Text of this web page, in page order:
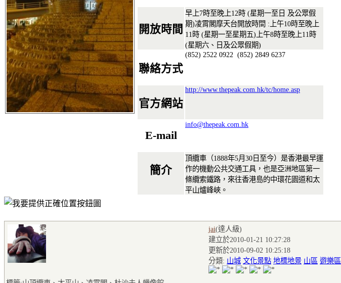
開放時間
早上7時至晚上12時 (星期一至日 及公眾假
期)凌霄閣摩天台開放時間 :上午10時至晚上
11時 (星期一至星期五)上午8時至晚上11時
(星期六、日及公眾假期)
聯絡方式
(852) 2522 0922 (852) 2849 6237
官方網站
http://www.thepeak.com.hk/tc/home.asp
E-mail
info@thepeak.com.hk
簡介
頂纜車（1888年5月30日至今）是香港最早運
作的機動公共交通工具，也是亞洲地區第一
條纜索鐵路，來往香港島的中環花園道和太
平山爐峰峽。
jai(達人級)
建立於2010-01-21 10:27:28
更新於2010-09-02 10:25:18
分類: 山城 文化景點 地標地景 山區 遊樂區